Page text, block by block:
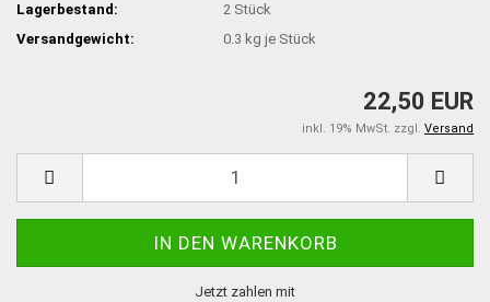
Lagerbestand:
2 Stück
Versandgewicht:
0.3 kg je Stück
22,50 EUR
inkl. 19% MwSt. zzgl. Versand
Jetzt zahlen mit